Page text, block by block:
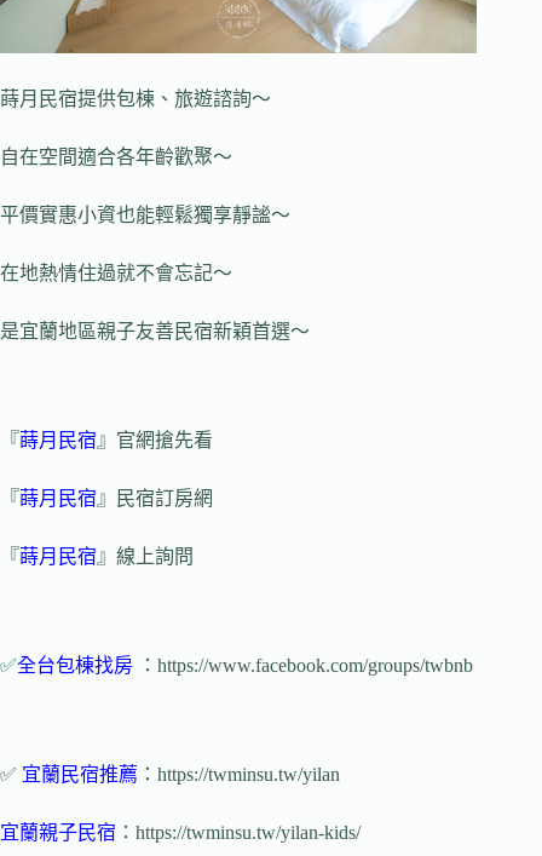
蒔月民宿提供包棟、旅遊諮詢～
自在空間適合各年齡歡聚～
平價實惠小資也能輕鬆獨享靜謐～
在地熱情住過就不會忘記～
是宜蘭地區親子友善民宿新穎首選～
『蒔月民宿 』官網搶先看
『蒔月民宿 』民宿訂房網
『蒔月民宿 』線上詢問
✅全台包棟找房 ：https://www.facebook.com/groups/twbnb
✅ 宜蘭民宿推薦 ：https://twminsu.tw/yilan
宜蘭親子民宿 ：https://twminsu.tw/yilan-kids/